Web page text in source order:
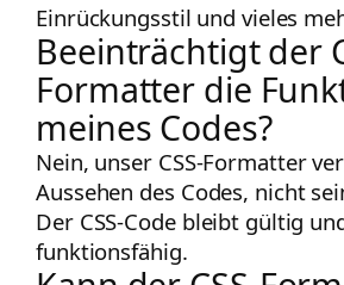
Einrückungsstil und vieles
Beeinträchtigt der
Formatter die
meines Codes?
Nein, unser CSS-Formatter
Aussehen des Codes, nicht
Der CSS-Code bleibt gültig
funktionsfähig.